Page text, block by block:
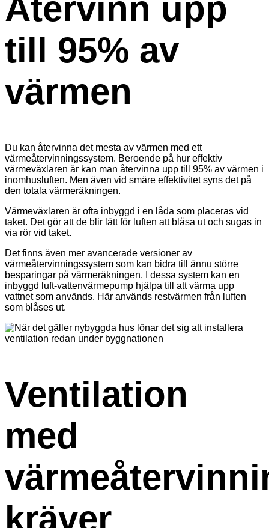
Återvinn upp
till 95% av
värmen
Du kan återvinna det mesta av värmen med ett
värmeåtervinningssystem. Beroende på hur effektiv
värmeväxlaren är kan man återvinna upp till 95% av värmen i
inomhusluften. Men även vid smäre effektivitet syns det på
den totala värmeräkningen.
Värmeväxlaren är ofta inbyggd i en låda som placeras vid
taket. Det gör att de blir lätt för luften att blåsa ut och sugas in
via rör vid taket.
Det finns även mer avancerade versioner av
värmeåtervinningssystem som kan bidra till ännu större
besparingar på värmeräkningen. I dessa system kan en
inbyggd luft-vattenvärmepump hjälpa till att värma upp
vattnet som används. Här används restvärmen från luften
som blåses ut.
Ventilation
med
kräver